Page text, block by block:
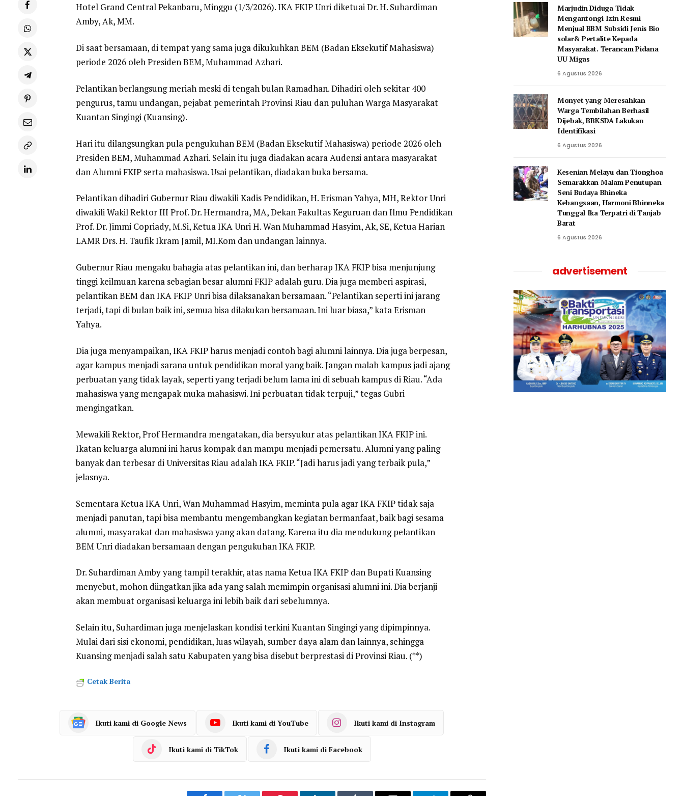
Hotel Grand Central Pekanbaru, Minggu (1/3/2026). IKA FKIP Unri diketuai Dr. H. Suhardiman
Amby, Ak, MM.
Di saat bersamaan, di tempat yang sama juga dikukuhkan BEM (Badan Eksekutif Mahasiswa)
periode 2026 oleh Presiden BEM, Muhammad Azhari.
Pelantikan berlangsung meriah meski di tengah bulan Ramadhan. Dihadiri oleh sekitar 400
pengurus, tamu undangan, pejabat pemerintah Provinsi Riau dan puluhan Warga Masyarakat
Kuantan Singingi (Kuansing).
Hari itu dilangsungkan pula pengukuhan BEM (Badan Eksekutif Mahasiswa) periode 2026 oleh
Presiden BEM, Muhammad Azhari. Selain itu juga diadakan acara Audensi antara masyarakat
dan Alumni FKIP serta mahasiswa. Usai pelantikan, diadakan buka bersama.
Pelantikan dihadiri Gubernur Riau diwakili Kadis Pendidikan, H. Erisman Yahya, MH, Rektor Unri
diwakili Wakil Rektor III Prof. Dr. Hermandra, MA, Dekan Fakultas Keguruan dan Ilmu Pendidikan
Prof. Dr. Jimmi Copriady, M.Si, Ketua IKA Unri H. Wan Muhammad Hasyim, Ak, SE, Ketua Harian
LAMR Drs. H. Taufik Ikram Jamil, MI.Kom dan undangan lainnya.
Gubernur Riau mengaku bahagia atas pelantikan ini, dan berharap IKA FKIP bisa menjunjung
tinggi keilmuan karena sebagian besar alumni FKIP adalah guru. Dia juga memberi aspirasi,
pelantikan BEM dan IKA FKIP Unri bisa dilaksanakan bersamaan. “Pelantikan seperti ini jarang
terjadi, tapi di bulan baik ini, semua bisa dilakukan bersamaan. Ini luar biasa,” kata Erisman
Yahya.
Dia juga menyampaikan, IKA FKIP harus menjadi contoh bagi alumni lainnya. Dia juga berpesan,
agar kampus menjadi sarana untuk pendidikan moral yang baik. Jangan malah kampus jadi ajang
perbuatan yang tidak layak, seperti yang terjadi belum lama ini di sebuah kampus di Riau. “Ada
mahasiswa yang mengapak muka mahasiswi. Ini perbuatan tidak terpuji,” tegas Gubri
mengingatkan.
Mewakili Rektor, Prof Hermandra mengatakan, dia bersyukur atas pelantikan IKA FKIP ini.
Ikatan keluarga alumni ini harus kompak dan mampu menjadi pemersatu. Alumni yang paling
banyak dan terbesar di Universitas Riau adalah IKA FKIP. “Jadi harus jadi yang terbaik pula,”
jelasnya.
Sementara Ketua IKA Unri, Wan Muhammad Hasyim, meminta pula agar IKA FKIP tidak saja
menjadi panutan, tapi bisa membantu mengembangkan kegiatan bermanfaat, baik bagi sesama
alumni, masyarakat dan mahasiswa yang akan datang. Karena itu dia mendukung pelantikan
BEM Unri diadakan bersamaan dengan pengukuhan IKA FKIP.
Dr. Suhardiman Amby yang tampil terakhir, atas nama Ketua IKA FKIP dan Bupati Kuansing
menyebut, mohon diingatkan jika ada yang salah memimpin organisasi alumni ini. Dia berjanji
akan membuat organisasi keluarga ini lebih baik dari sebelumnya.
Selain itu, Suhardiman juga menjelaskan kondisi terkini Kuantan Singingi yang dipimpinnya.
Mulai dari sisi ekonomi, pendidikan, luas wilayah, sumber daya alam dan lainnya, sehingga
Kuansing menjadi salah satu Kabupaten yang bisa disebut berprestasi di Provinsi Riau. (**)
Cetak Berita
Ikuti kami di Google News Ikuti kami di YouTube Ikuti kami di Instagram
Ikuti kami di TikTok Ikuti kami di Facebook
Marjudin Diduga Tidak
Mengantongi Izin Resmi
Menjual BBM Subsidi Jenis Bio
solar& Pertalite Kepada
Masyarakat. Terancam Pidana
UU Migas
6 Agustus 2026
Monyet yang Meresahkan
Warga Tembilahan Berhasil
Dijebak, BBKSDA Lakukan
Identifikasi
6 Agustus 2026
Kesenian Melayu dan Tionghoa
Semarakkan Malam Penutupan
Seni Budaya Bhineka
Kebangsaan, Harmoni Bhinneka
Tunggal Ika Terpatri di Tanjab
Barat
6 Agustus 2026
advertisement